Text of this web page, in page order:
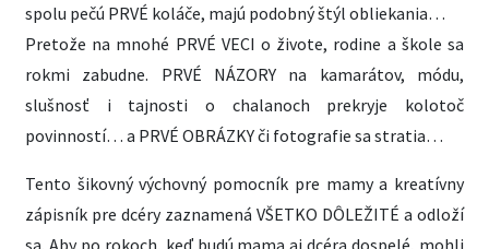
spolu pečú PRVÉ koláče, majú podobný štýl obliekania…
Pretože na mnohé PRVÉ VECI o živote, rodine a škole sa
rokmi zabudne. PRVÉ NÁZORY na kamarátov, módu,
slušnosť i tajnosti o chalanoch prekryje kolotoč
povinností… a PRVÉ OBRÁZKY či fotografie sa stratia…
Tento šikovný výchovný pomocník pre mamy a kreatívny
zápisník pre dcéry zaznamená VŠETKO DÔLEŽITÉ a odloží
sa. Aby po rokoch, keď budú mama aj dcéra dospelé, mohli